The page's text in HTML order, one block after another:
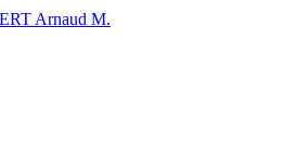
Arnaud M.